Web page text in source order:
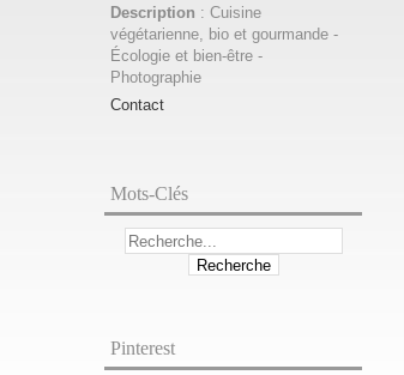
Description : Cuisine
végétarienne, bio et gourmande -
Écologie et bien-être -
Photographie
Contact
Mots-Clés
Pinterest